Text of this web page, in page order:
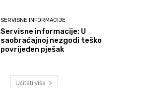
SERVISNE INFORMACIJE
Servisne informacije: U
saobraćajnoj nezgodi teško
povrijeđen pješak
Učitati više